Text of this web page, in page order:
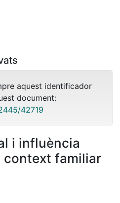
aquest identificador
document:
42719
i influència
context familiar